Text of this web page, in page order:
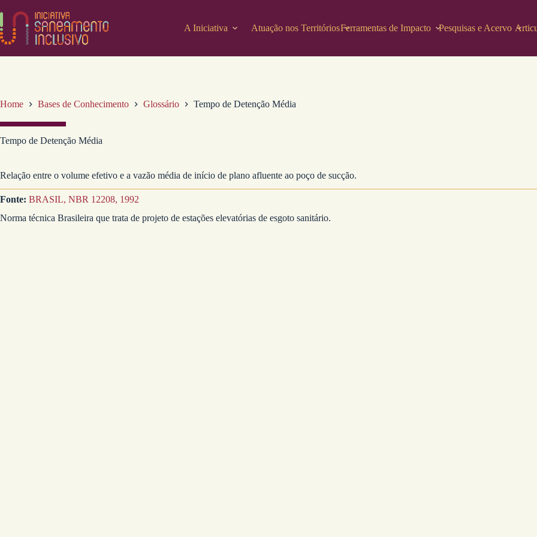
para
o
conteúdo
A Iniciativa Atuação nos TerritóriosFerramentas de Impacto Pesquisas e Acervo
Home Bases de Conhecimento Glossário Tempo de Detenção Média
Tempo de Detenção Média
Relação entre o volume efetivo e a vazão média de início de plano afluente ao poço de sucção.
Fonte: BRASIL, NBR 12208, 1992
Norma técnica Brasileira que trata de projeto de estações elevatórias de esgoto sanitário.